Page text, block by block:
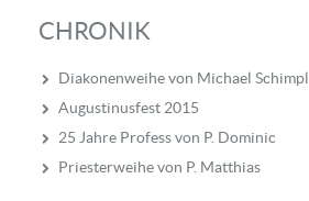
CHRONIK
Diakonenweihe von Michael Schimpl
Augustinusfest 2015
25 Jahre Profess von P. Dominic
Priesterweihe von P. Matthias